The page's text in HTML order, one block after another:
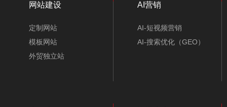
网站建设
定制网站
模板网站
外贸独立站
AI营销
AI-短视频营销
AI-搜索优化（GEO）